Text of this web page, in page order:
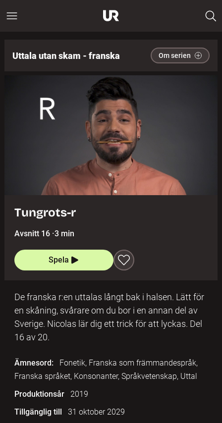
Uttala utan skam - franska Om serien
Tungrots-r
Avsnitt 16 ·3 min
Spela
De franska r:en uttalas långt bak i halsen. Lätt för
en skåning, svårare om du bor i en annan del av
Sverige. Nicolas lär dig ett trick för att lyckas. Del
16 av 20.
Ämnesord:
Fonetik, Franska som främmandespråk,
Franska språket, Konsonanter, Språkvetenskap, Uttal
Produktionsår
2019
Tillgänglig till
31 oktober 2029